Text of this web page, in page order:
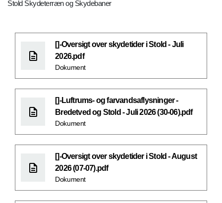
Stold Skydeterræn og Skydebaner
[]-Oversigt over skydetider i Stold - Juli
2026.pdf
Dokument
[]-Luftrums- og farvandsaflysninger -
Bredetved og Stold - Juli 2026 (30-06).pdf
Dokument
[]-Oversigt over skydetider i Stold - August
2026 (07-07).pdf
Dokument